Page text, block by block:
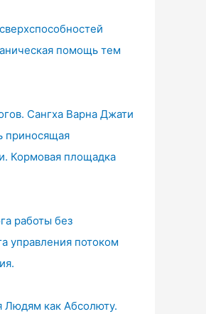
помощь тем
Сангха Варна Джати
приносящая
Кормовая площадка
работы без
управления потоком
Людям как Абсолюту.